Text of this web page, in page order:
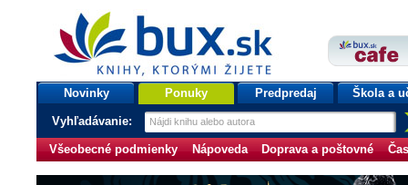
bux.sk
knihy, ktorými žijete
Úvodná stránka
Novinky Ponuky Predpredaj Škola a
Vyhľadávanie:
Všeobecné podmienky Nápoveda Doprava a poštovné